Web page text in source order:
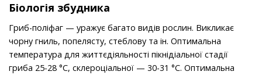
Біологія збудника
Гриб-поліфаг — уражує багато видів рослин. Викликає
чорну гниль, попелясту, стеблову та ін. Оптимальна
температура для життєдіяльності пікнідіальної стадії
гриба 25-28 °С, склероціальної — 30-31 °С. Оптимальна